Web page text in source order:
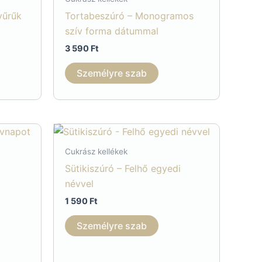
választhatók
Tortabeszúró – Monogramos
szív forma dátummal
3 590 Ft
Személyre szab
Cukrász kellékek
Sütikiszúró – Felhő egyedi
névvel
1 590 Ft
Személyre szab